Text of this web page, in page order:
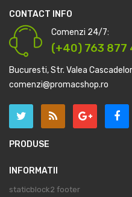
CONTACT INFO
Comenzi 24/7:
(+40) 763 877
Bucuresti, Str. Valea
comenzi@promacshop.ro
PRODUSE
INFORMATII
staticblock2 footer